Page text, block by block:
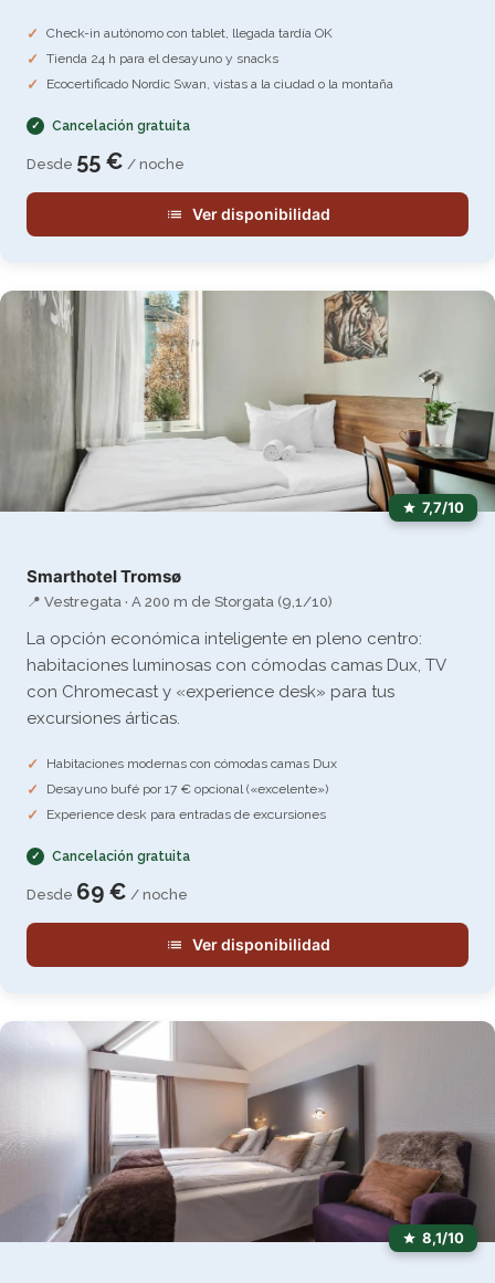
Check-in autónomo con tablet, llegada tardía OK
Tienda 24 h para el desayuno y snacks
Ecocertificado Nordic Swan, vistas a la ciudad o la montaña
Cancelación gratuita
Desde 55 € / noche
Ver disponibilidad
7,7/10
Smarthotel Tromsø
📍 Vestregata · A 200 m de Storgata (9,1/10)
La opción económica inteligente en pleno centro:
habitaciones luminosas con cómodas camas Dux, TV
con Chromecast y «experience desk» para tus
excursiones árticas.
Habitaciones modernas con cómodas camas Dux
Desayuno bufé por 17 € opcional («excelente»)
Experience desk para entradas de excursiones
Cancelación gratuita
Desde 69 € / noche
Ver disponibilidad
8,1/10